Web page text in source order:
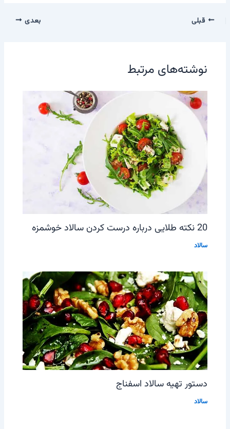
قبلی بعدی
نوشته‌های مرتبط
20 نکته طلایی درباره درست کردن سالاد خوشمزه
سالاد
دستور تهیه سالاد اسفناج
سالاد